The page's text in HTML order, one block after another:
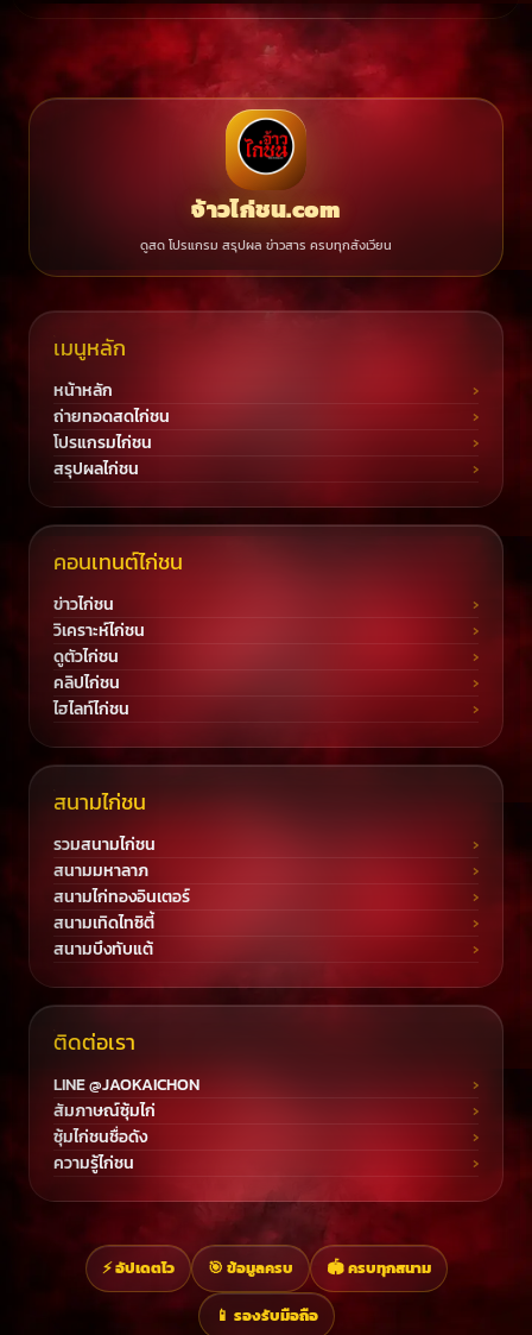
จ้าวไก่ชน.com
ดูสด โปรแกรม สรุปผล ข่าวสาร ครบทุกสังเวียน
เมนูหลัก
หน้าหลัก
ถ่ายทอดสดไก่ชน
โปรแกรมไก่ชน
สรุปผลไก่ชน
คอนเทนต์ไก่ชน
ข่าวไก่ชน
วิเคราะห์ไก่ชน
ดูตัวไก่ชน
คลิปไก่ชน
ไฮไลท์ไก่ชน
สนามไก่ชน
รวมสนามไก่ชน
สนามมหาลาภ
สนามไก่ทองอินเตอร์
สนามเทิดไทซิตี้
สนามบึงทับแต้
ติดต่อเรา
LINE @JAOKAICHON
สัมภาษณ์ซุ้มไก่
ซุ้มไก่ชนชื่อดัง
ความรู้ไก่ชน
⚡ อัปเดตไว 🎯 ข้อมูลครบ 🏟️ ครบทุกสนาม
📱 รองรับมือถือ